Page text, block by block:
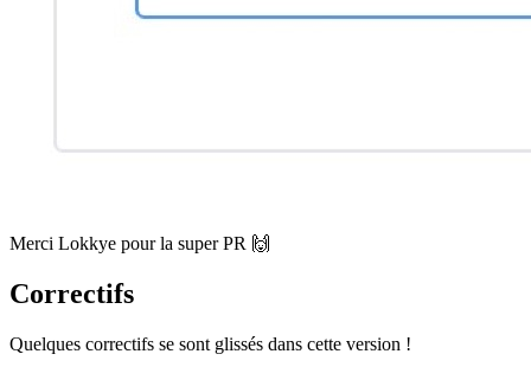
Merci Lokkye pour la super PR 🙌
Correctifs
Quelques correctifs se sont glissés dans cette version !